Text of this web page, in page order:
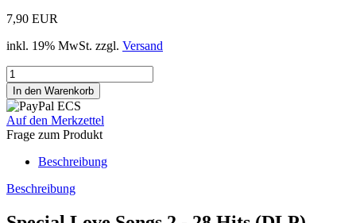
7,90 EUR
inkl. 19% MwSt. zzgl. Versand
Auf den Merkzettel
Frage zum Produkt
Beschreibung
Beschreibung